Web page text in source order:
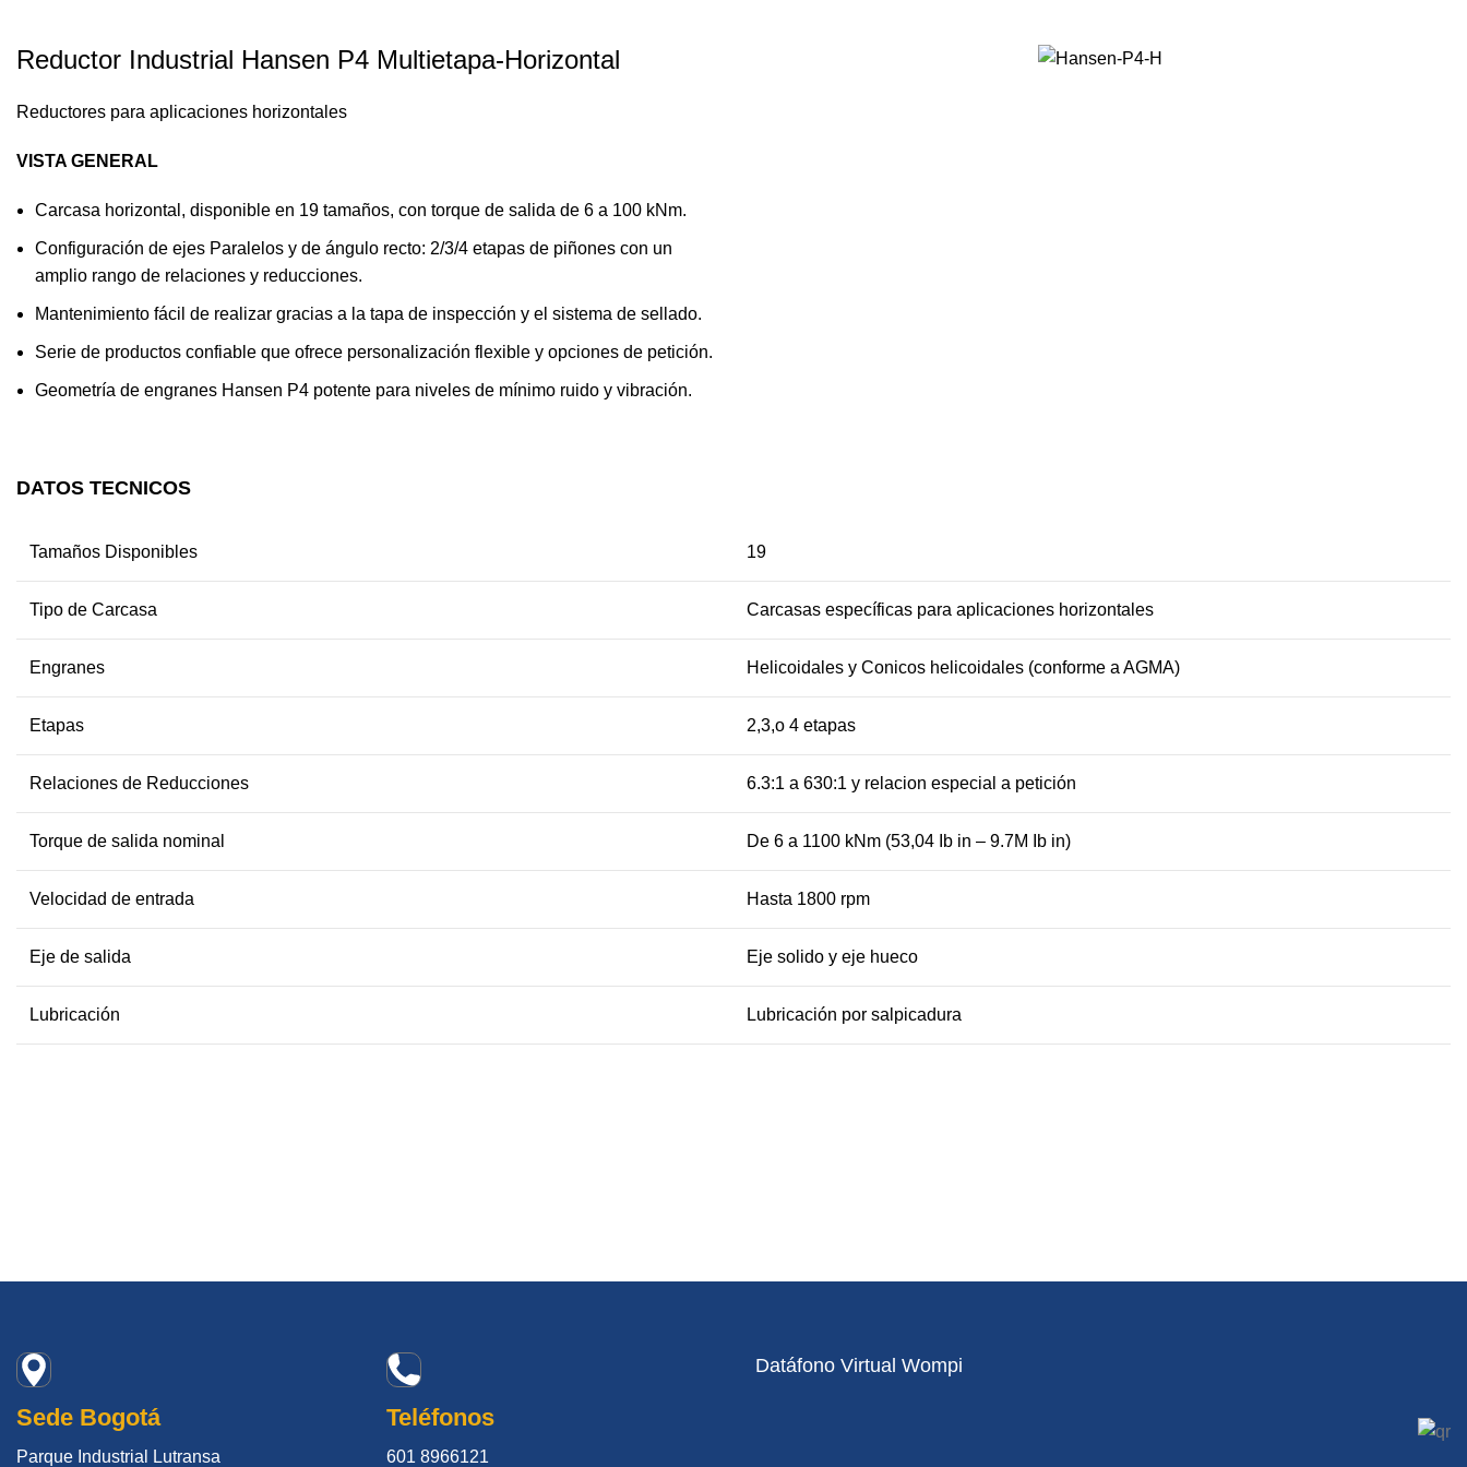
Reductor Industrial Hansen P4 Multietapa-Horizontal
Reductores para aplicaciones horizontales
VISTA GENERAL
Carcasa horizontal, disponible en 19 tamaños, con torque de salida de 6 a 100 kNm.
Configuración de ejes Paralelos y de ángulo recto: 2/3/4 etapas de piñones con un
amplio rango de relaciones y reducciones.
Mantenimiento fácil de realizar gracias a la tapa de inspección y el sistema de sellado.
Serie de productos confiable que ofrece personalización flexible y opciones de petición.
Geometría de engranes Hansen P4 potente para niveles de mínimo ruido y vibración.
DATOS TECNICOS
Tamaños Disponibles 19
Tipo de Carcasa Carcasas específicas para aplicaciones horizontales
Engranes Helicoidales y Conicos helicoidales (conforme a AGMA)
Etapas 2,3,o 4 etapas
Relaciones de Reducciones 6.3:1 a 630:1 y relacion especial a petición
Torque de salida nominal De 6 a 1100 kNm (53,04 Ib in – 9.7M Ib in)
Velocidad de entrada Hasta 1800 rpm
Eje de salida Eje solido y eje hueco
Lubricación Lubricación por salpicadura
Sede Bogotá
Parque Industrial Lutransa
Teléfonos
601 8966121
Datáfono Virtual Wompi